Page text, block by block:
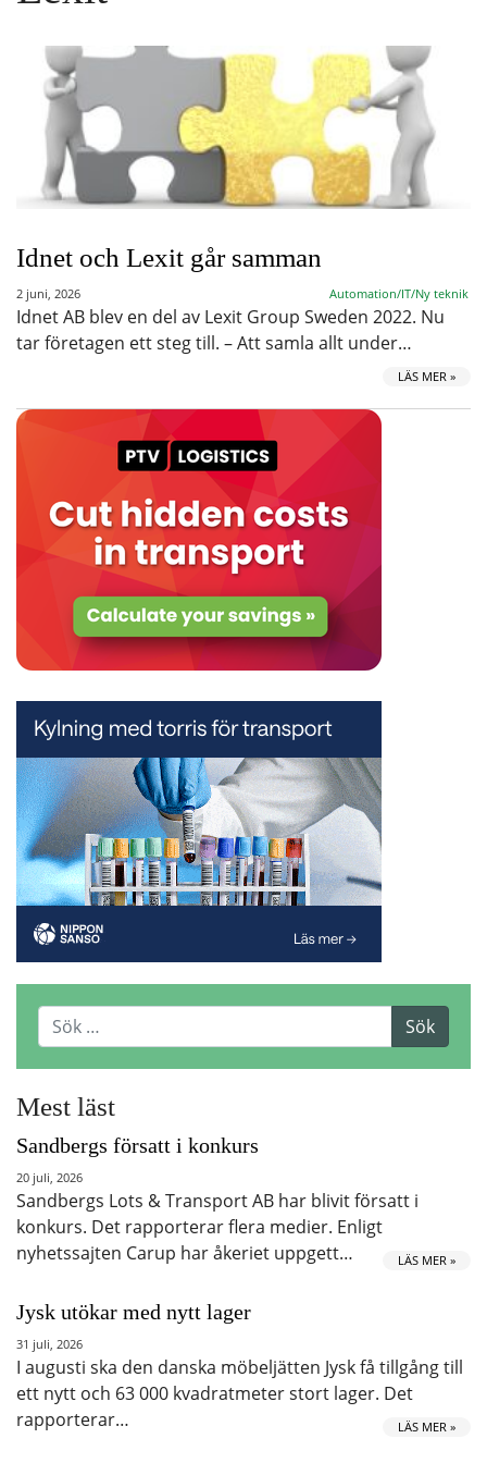
Idnet och Lexit går samman
2 juni, 2026 Automation/IT/Ny teknik
Idnet AB blev en del av Lexit Group Sweden 2022. Nu
tar företagen ett steg till. – Att samla allt under…
LÄS MER »
Mest läst
Sandbergs försatt i konkurs
20 juli, 2026
Sandbergs Lots & Transport AB har blivit försatt i
konkurs. Det rapporterar flera medier. Enligt
nyhetssajten Carup har åkeriet uppgett…
LÄS MER »
Jysk utökar med nytt lager
31 juli, 2026
I augusti ska den danska möbeljätten Jysk få tillgång till
ett nytt och 63 000 kvadratmeter stort lager. Det
rapporterar…
LÄS MER »